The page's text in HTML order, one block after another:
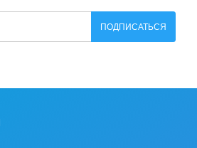
ПОДПИСАТЬСЯ